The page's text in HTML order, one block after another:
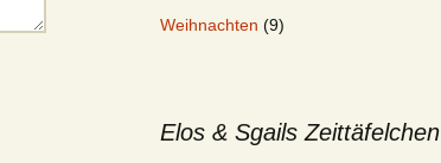
Weihnachten (9)
Elos & Sgails Zeittäfelchen